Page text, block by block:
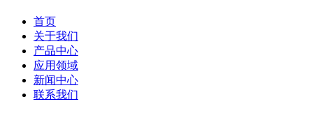
首页
关于我们
产品中心
应用领域
新闻中心
联系我们